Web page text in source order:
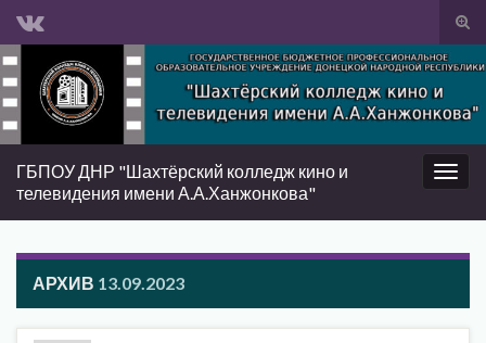
Вкл/
Search for:
Вкл/
ГБПОУ ДНР "Шахтёрский колледж кино и
телевидения имени А.А.Ханжонкова"
АРХИВ 13.09.2023